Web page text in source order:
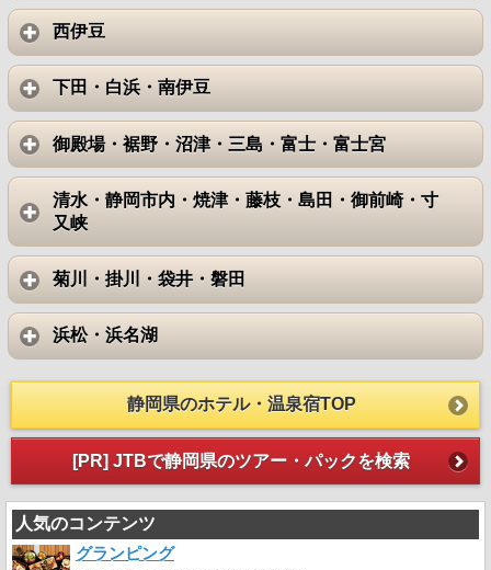
西伊豆
下田・白浜・南伊豆
御殿場・裾野・沼津・三島・富士・富士宮
清水・静岡市内・焼津・藤枝・島田・御前崎・寸
又峡
菊川・掛川・袋井・磐田
浜松・浜名湖
静岡県のホテル・温泉宿TOP
[PR] JTBで静岡県のツアー・パックを検索
人気のコンテンツ
グランピング